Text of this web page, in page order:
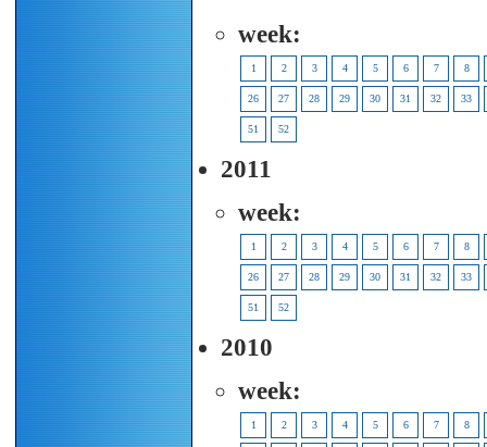
week:
1 2 3 4 5 6 7 8
26 27 28 29 30 31 32 33
51 52
2011
week:
1 2 3 4 5 6 7 8
26 27 28 29 30 31 32 33
51 52
2010
week:
1 2 3 4 5 6 7 8